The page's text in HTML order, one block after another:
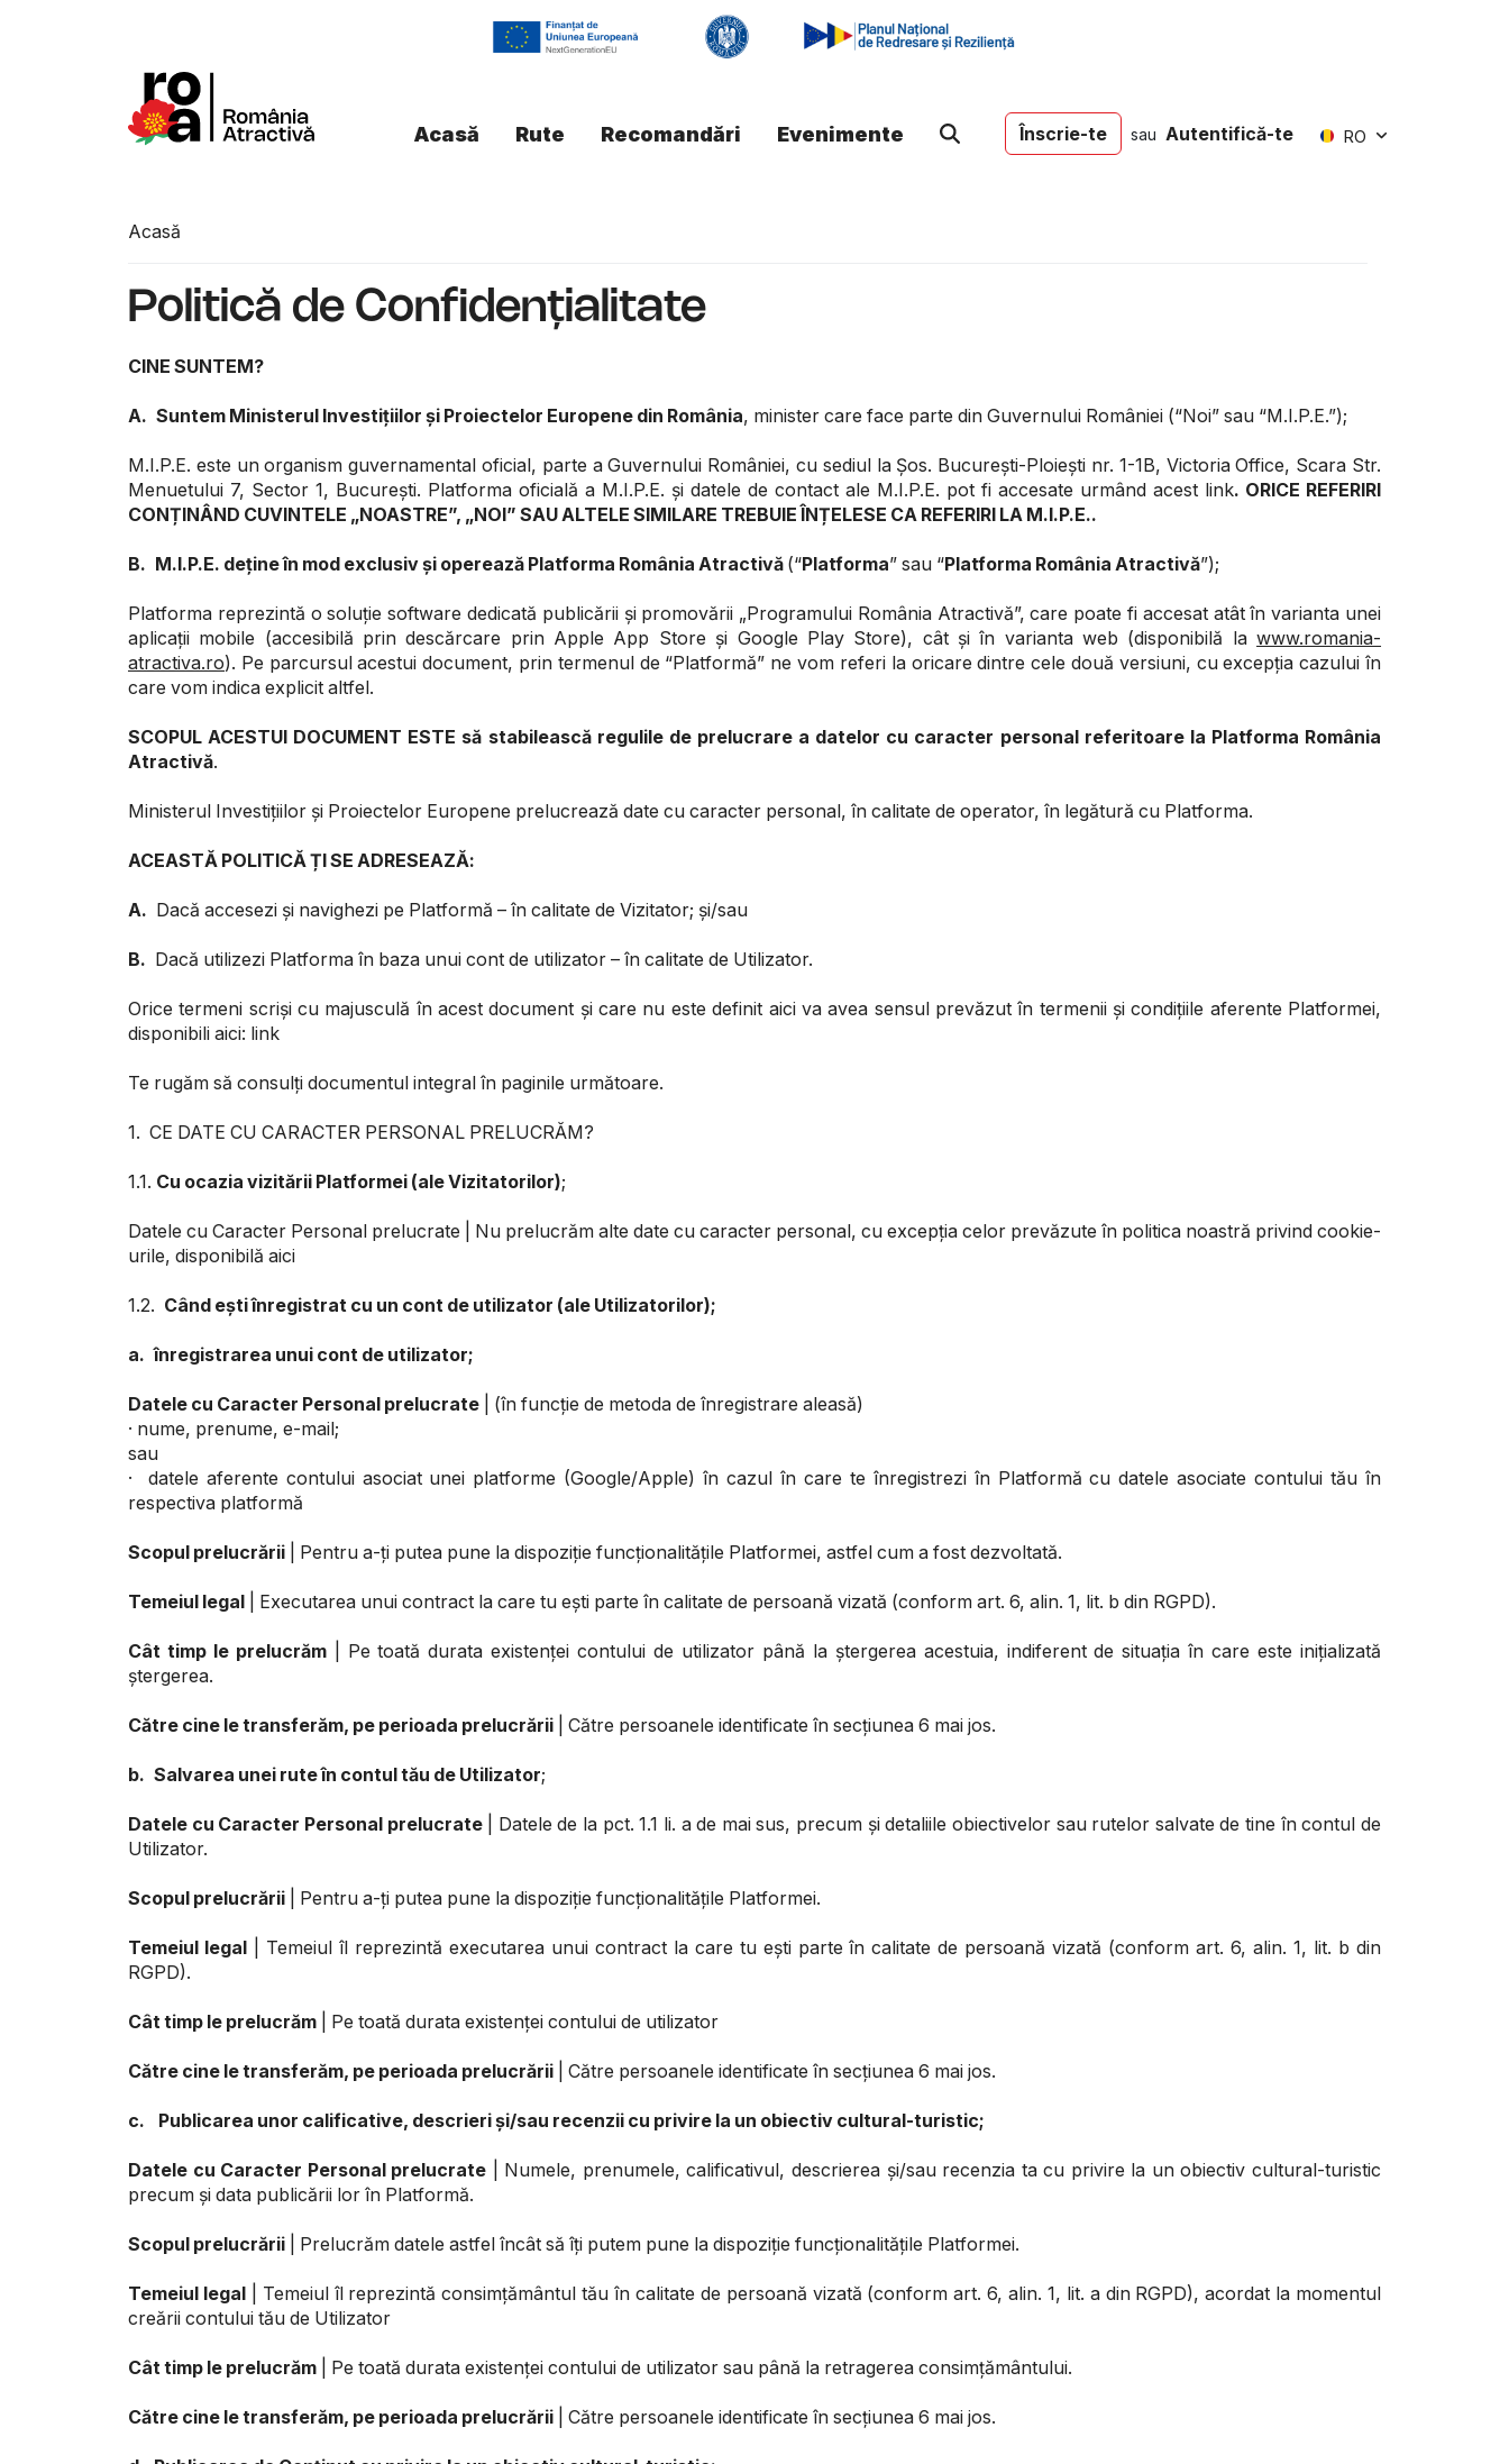
Acasă Rute Recomandări Evenimente Înscrie-te sau Autentifică-te RO
Acasă
Politică de Confidențialitate
CINE SUNTEM?
A. Suntem Ministerul Investițiilor și Proiectelor Europene din România, minister care face parte din Guvernului României (“Noi” sau “M.I.P.E.”);
M.I.P.E. este un organism guvernamental oficial, parte a Guvernului României, cu sediul la Șos. București-Ploiești nr. 1-1B, Victoria Office, Scara Str.
Menuetului 7, Sector 1, București. Platforma oficială a M.I.P.E. și datele de contact ale M.I.P.E. pot fi accesate urmând acest link. ORICE REFERIRI
CONȚINÂND CUVINTELE „NOASTRE”, „NOI” SAU ALTELE SIMILARE TREBUIE ÎNȚELESE CA REFERIRI LA M.I.P.E..
B. M.I.P.E. deține în mod exclusiv și operează Platforma România Atractivă (“Platforma” sau “Platforma România Atractivă”);
Platforma reprezintă o soluție software dedicată publicării și promovării „Programului România Atractivă”, care poate fi accesat atât în varianta unei
aplicații mobile (accesibilă prin descărcare prin Apple App Store și Google Play Store), cât și în varianta web (disponibilă lawww.romania-
atractiva.ro). Pe parcursul acestui document, prin termenul de “Platformă” ne vom referi la oricare dintre cele două versiuni, cu excepția cazului în
care vom indica explicit altfel.
SCOPUL ACESTUI DOCUMENT ESTE să stabilească regulile de prelucrare a datelor cu caracter personal referitoare la Platforma România
Atractivă.
Ministerul Investițiilor și Proiectelor Europene prelucrează date cu caracter personal, în calitate de operator, în legătură cu Platforma.
ACEASTĂ POLITICĂ ȚI SE ADRESEAZĂ:
A. Dacă accesezi și navighezi pe Platformă – în calitate de Vizitator; și/sau
B. Dacă utilizezi Platforma în baza unui cont de utilizator – în calitate de Utilizator.
Orice termeni scriși cu majusculă în acest document și care nu este definit aici va avea sensul prevăzut în termenii și condițiile aferente Platformei,
disponibili aici: link
Te rugăm să consulți documentul integral în paginile următoare.
1. CE DATE CU CARACTER PERSONAL PRELUCRĂM?
1.1. Cu ocazia vizitării Platformei (ale Vizitatorilor);
Datele cu Caracter Personal prelucrate | Nu prelucrăm alte date cu caracter personal, cu excepția celor prevăzute în politica noastră privind cookie-
urile, disponibilă aici
1.2. Când ești înregistrat cu un cont de utilizator (ale Utilizatorilor);
a. înregistrarea unui cont de utilizator;
Datele cu Caracter Personal prelucrate | (în funcție de metoda de înregistrare aleasă)
· nume, prenume, e-mail;
sau
· datele aferente contului asociat unei platforme (Google/Apple) în cazul în care te înregistrezi în Platformă cu datele asociate contului tău în
respectiva platformă
Scopul prelucrării | Pentru a-ți putea pune la dispoziție funcționalitățile Platformei, astfel cum a fost dezvoltată.
Temeiul legal | Executarea unui contract la care tu ești parte în calitate de persoană vizată (conform art. 6, alin. 1, lit. b din RGPD).
Cât timp le prelucrăm| Pe toată durata existenței contului de utilizator până la ștergerea acestuia, indiferent de situația în care este inițializată
ștergerea.
Către cine le transferăm, pe perioada prelucrării | Către persoanele identificate în secțiunea 6 mai jos.
b. Salvarea unei rute în contul tău de Utilizator;
Datele cu Caracter Personal prelucrate| Datele de la pct. 1.1 li. a de mai sus, precum și detaliile obiectivelor sau rutelor salvate de tine în contul de
Utilizator.
Scopul prelucrării | Pentru a-ți putea pune la dispoziție funcționalitățile Platformei.
Temeiul legal| Temeiul îl reprezintă executarea unui contract la care tu ești parte în calitate de persoană vizată (conform art. 6, alin. 1, lit. b din
RGPD).
Cât timp le prelucrăm | Pe toată durata existenței contului de utilizator
Către cine le transferăm, pe perioada prelucrării | Către persoanele identificate în secțiunea 6 mai jos.
c. Publicarea unor calificative, descrieri și/sau recenzii cu privire la un obiectiv cultural-turistic;
Datele cu Caracter Personal prelucrate | Numele, prenumele, calificativul, descrierea și/sau recenzia ta cu privire la un obiectiv cultural-turistic
precum și data publicării lor în Platformă.
Scopul prelucrării | Prelucrăm datele astfel încât să îți putem pune la dispoziție funcționalitățile Platformei.
Temeiul legal| Temeiul îl reprezintă consimțământul tău în calitate de persoană vizată (conform art. 6, alin. 1, lit. a din RGPD), acordat la momentul
creării contului tău de Utilizator
Cât timp le prelucrăm | Pe toată durata existenței contului de utilizator sau până la retragerea consimțământului.
Către cine le transferăm, pe perioada prelucrării | Către persoanele identificate în secțiunea 6 mai jos.